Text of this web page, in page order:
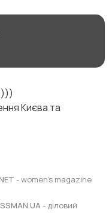
Києва та
- women's magazine
- діловий